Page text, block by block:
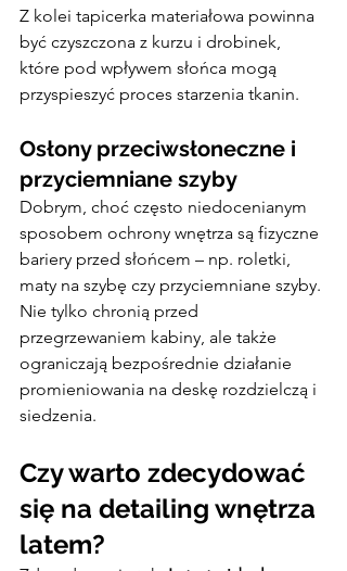
Z kolei tapicerka materiałowa powinna
być czyszczona z kurzu i drobinek,
które pod wpływem słońca mogą
przyspieszyć proces starzenia tkanin.
Osłony przeciwsłoneczne i
przyciemniane szyby
Dobrym, choć często niedocenianym
sposobem ochrony wnętrza są fizyczne
bariery przed słońcem – np. roletki,
maty na szybę czy przyciemniane szyby.
Nie tylko chronią przed
przegrzewaniem kabiny, ale także
ograniczają bezpośrednie działanie
promieniowania na deskę rozdzielczą i
siedzenia.
Czy warto zdecydować
się na detailing wnętrza
latem?